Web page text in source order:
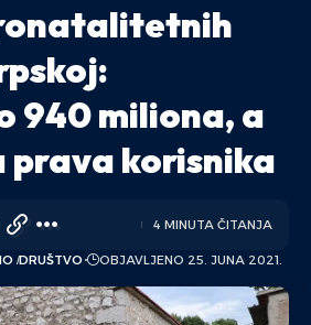
940 miliona, a
prava korisnika
DRUŠTVO OBJAVLJENO 25. JUNA 2021.
4 MINUTA ČITANJA